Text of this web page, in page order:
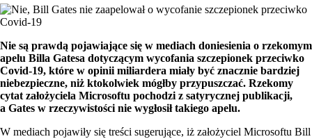
Nie są prawdą pojawiające się w mediach doniesienia o rzekomym
apelu Billa Gatesa dotyczącym wycofania szczepionek przeciwko
Covid-19, które w opinii miliardera miały być znacznie bardziej
niebezpieczne, niż ktokolwiek mógłby przypuszczać. Rzekomy
cytat założyciela Microsoftu pochodzi z satyrycznej publikacji,
a Gates w rzeczywistości nie wygłosił takiego apelu.
W mediach pojawiły się treści sugerujące, iż założyciel Microsoftu Bill